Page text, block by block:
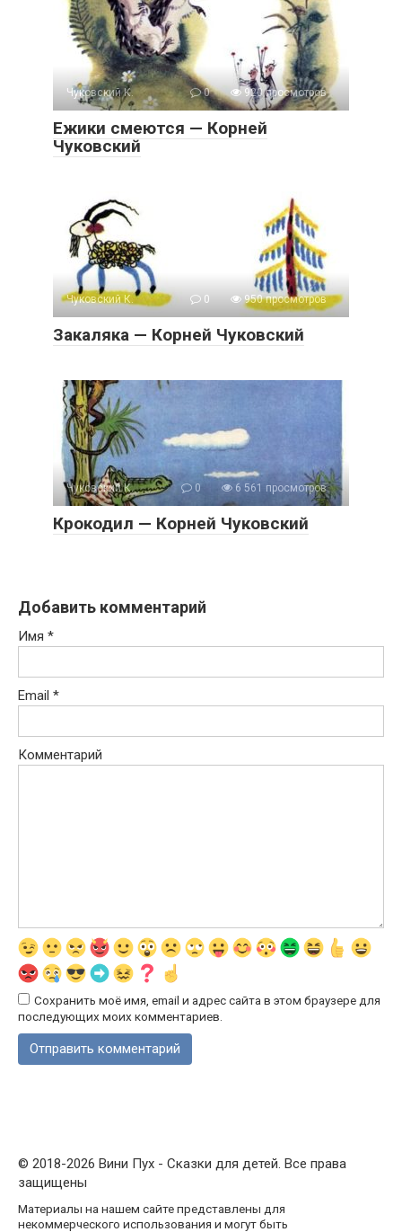
Чуковский К. 0 920 просмотров
Ежики смеются — Корней
Чуковский
Чуковский К. 0 950 просмотров
Закаляка — Корней Чуковский
Чуковский К. 0 6 561 просмотров
Крокодил — Корней Чуковский
Добавить комментарий
Имя *
Email *
Комментарий
Сохранить моё имя, email и адрес сайта в этом браузере для
последующих моих комментариев.
© 2018-2026 Вини Пух - Сказки для детей. Все права
защищены
Материалы на нашем сайте представлены для
некоммерческого использования и могут быть